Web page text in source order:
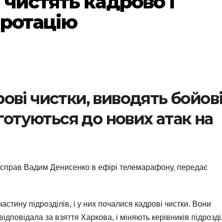
чистки, виводять
до нових атак на
справ Вадим Денисенко в ефірі телемарафону, передає
підрозділів, і у них почалися кадрові чистки. Вони
за взяття Харкова, і міняють керівників